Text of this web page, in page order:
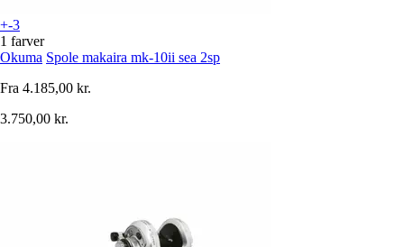
+-3
1 farver
Okuma Spole makaira mk-10ii sea 2sp
Fra 4.185,00 kr.
3.750,00 kr.